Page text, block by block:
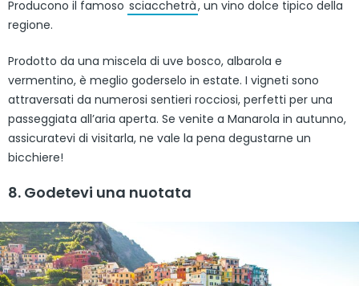
Producono il famoso sciacchetrà, un vino dolce tipico della
regione.
Prodotto da una miscela di uve bosco, albarola e
vermentino, è meglio goderselo in estate. I vigneti sono
attraversati da numerosi sentieri rocciosi, perfetti per una
passeggiata all’aria aperta. Se venite a Manarola in autunno,
assicuratevi di visitarla, ne vale la pena degustarne un
bicchiere!
8. Godetevi una nuotata